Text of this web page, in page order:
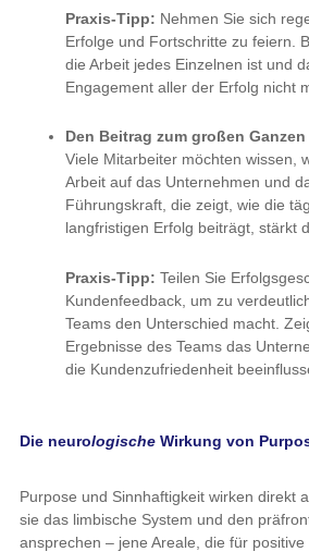
Praxis-Tipp: Nehmen Sie sich
Erfolge und Fortschritte zu feiern.
die Arbeit jedes Einzelnen ist und
Engagement aller der Erfolg nicht
Den Beitrag zum großen
Viele Mitarbeiter möchten wissen,
Arbeit auf das Unternehmen und
Führungskraft, die zeigt, wie die
langfristigen Erfolg beiträgt, stärkt
Praxis-Tipp: Teilen Sie
Kundenfeedback, um zu
Teams den Unterschied macht.
Ergebnisse des Teams das
die Kundenzufriedenheit
Die neurologischeWirkung von
Purpose und Sinnhaftigkeit wirken direkt
sie das limbische System und den
ansprechen – jene Areale, die für